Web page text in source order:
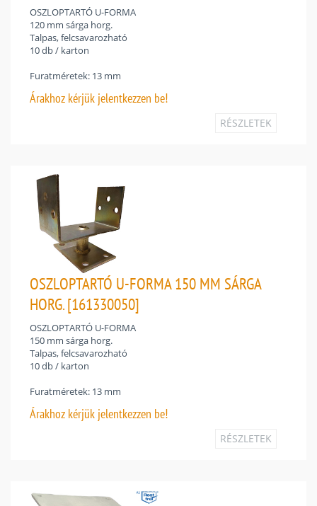
OSZLOPTARTÓ U-FORMA
120 mm sárga horg.
Talpas, felcsavarozható
10 db / karton
Furatméretek: 13 mm
Árakhoz kérjük jelentkezzen be!
RÉSZLETEK
OSZLOPTARTÓ U-FORMA 150 MM SÁRGA
HORG. [161330050]
OSZLOPTARTÓ U-FORMA
150 mm sárga horg.
Talpas, felcsavarozható
10 db / karton
Furatméretek: 13 mm
Árakhoz kérjük jelentkezzen be!
RÉSZLETEK